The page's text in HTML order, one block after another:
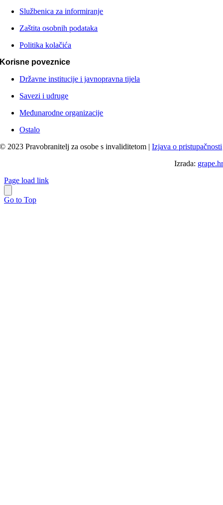
Službenica za informiranje
Zaštita osobnih podataka
Politika kolačića
Korisne poveznice
Državne institucije i javnopravna tijela
Savezi i udruge
Međunarodne organizacije
Ostalo
© 2023 Pravobranitelj za osobe s invaliditetom |Izjava o pristupačnosti
Izrada: grape.hr
Page load link
Go to Top